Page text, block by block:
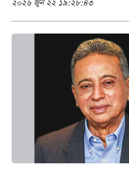
২০২৬ জুন ২২ ১৯:২৮:৪৩